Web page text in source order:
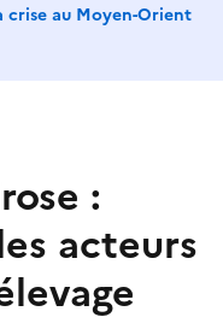
crise au Moyen-Orient
:
acteurs